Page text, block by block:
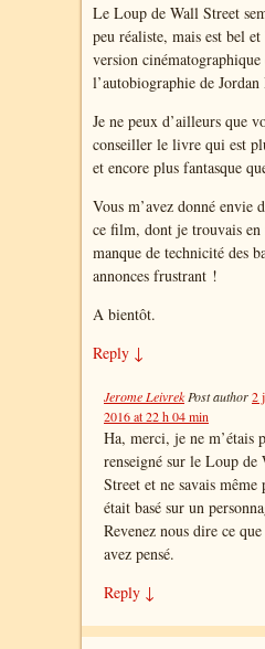
Le Loup de Wall Street
peu réaliste, mais est bel
version cinématographique
l’autobiographie de
Je ne peux d’ailleurs que
conseiller le livre qui est
et encore plus fantasque
Vous m’avez donné envie
ce film, dont je trouvais
manque de technicité des
annonces frustrant !
A bientôt.
Reply ↓
Jerome Leivrek Post author2
2016 at 22 h 04 min
Ha, merci, je ne m’étais
renseigné sur le Loup de
Street et ne savais même
était basé sur un
Revenez nous dire ce
avez pensé.
Reply ↓